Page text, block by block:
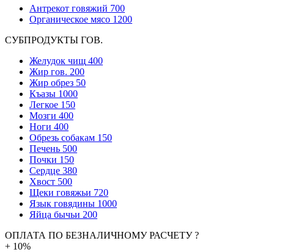
Антрекот говяжий 700
Органическое мясо 1200
СУБПРОДУКТЫ ГОВ.
Желудок чищ 400
Жир гов. 200
Жир обрез 50
Къазы 1000
Легкое 150
Мозги 400
Ноги 400
Обрезь собакам 150
Печень 500
Почки 150
Сердце 380
Хвост 500
Щеки говяжьи 720
Язык говядины 1000
Яйца бычьи 200
ОПЛАТА ПО БЕЗНАЛИЧНОМУ РАСЧЕТУ ?
+ 10%